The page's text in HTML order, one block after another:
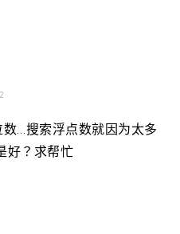
…搜索浮点数就因为太多
好？求帮忙